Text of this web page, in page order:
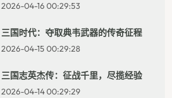
2026-04-16 00:29:53
三国时代：夺取典韦武器的传奇征程
2026-04-15 00:29:28
三国志英杰传：征战千里，尽揽经验
2026-04-14 00:29:29